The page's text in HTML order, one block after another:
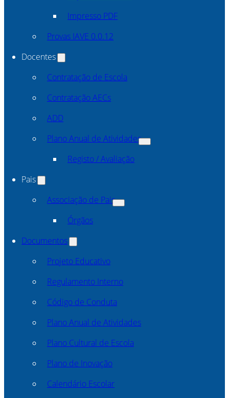
Impresso PDF
Provas IAVE 0.0.12
Docentes
Contratação de Escola
Contratação AECs
ADD
Plano Anual de Atividades
Registo / Avaliação
Pais
Associação de Pais
Órgãos
Documentos
Projeto Educativo
Regulamento Interno
Código de Conduta
Plano Anual de Atividades
Plano Cultural de Escola
Plano de Inovação
Calendário Escolar